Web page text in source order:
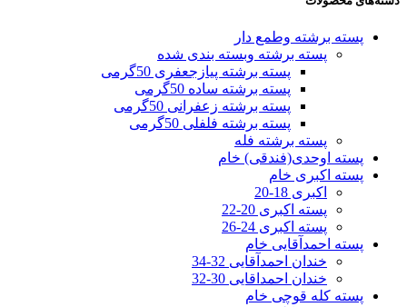
پسته برشته وطمع دار
پسته برشته وبسته بندی شده
پسته برشته پیازجعفری 50گرمی
پسته برشته ساده 50گرمی
پسته برشته زعفرانی 50گرمی
پسته برشته فلفلی 50گرمی
پسته برشته فله
پسته اوحدی(فندقی) خام
پسته اکبری خام
اکبری 18-20
پسته اکبری 20-22
پسته اکبری 24-26
پسته احمدآقایی خام
خندان احمدآقایی 32-34
خندان احمداقایی 30-32
پسته کله قوچی خام